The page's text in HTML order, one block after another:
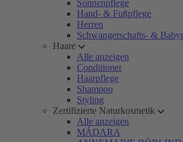
Sonnenpflege
Hand- & Fußpflege
Herren
Schwangerschafts- &
Haare
Alle anzeigen
Conditioner
Haarpflege
Shampoo
Styling
Zertifizierte Naturkosmetik
Alle anzeigen
MÁDARA